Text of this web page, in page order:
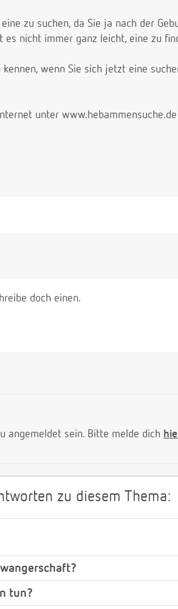
zu suchen, da Sie ja nach der
nicht immer ganz leicht, eine zu
wenn Sie sich jetzt eine
unter
doch einen.
angemeldet sein. Bitte melde dich
zu diesem Thema:
tun?